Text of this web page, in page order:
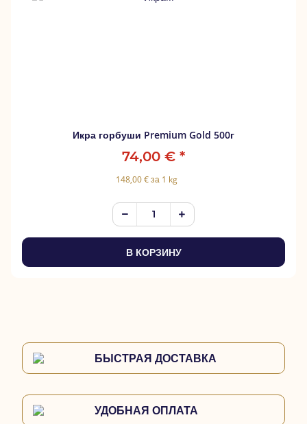
Икра горбуши Premium Gold 500г
74,00 € *
148,00 € за 1 kg
В КОРЗИНУ
БЫСТРАЯ ДОСТАВКА
УДОБНАЯ ОПЛАТА